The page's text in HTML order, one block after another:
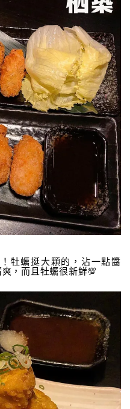
牡蠣挺大顆的，沾一點醬
，而且牡蠣很新鮮💯